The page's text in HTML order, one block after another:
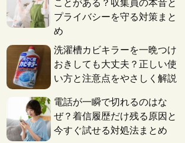
ことがある？収集員の本音と
プライバシーを守る対策まと
め
洗濯槽カビキラーを一晩つけ
おきしても大丈夫？正しい使
い方と注意点をやさしく解説
電話が一瞬で切れるのはな
ぜ？着信履歴だけ残る原因と
今すぐ試せる対処法まとめ